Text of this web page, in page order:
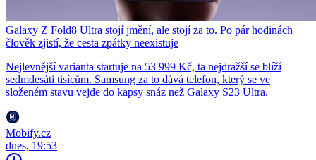
Galaxy Z Fold8 Ultra stojí jmění, ale stojí za to. Po pár hodinách
člověk zjistí, že cesta zpátky neexistuje
Nejlevnější varianta startuje na 53 999 Kč, ta nejdražší se blíží
sedmdesáti tisícům. Samsung za to dává telefon, který se ve
složeném stavu vejde do kapsy snáz než Galaxy S23 Ultra.
Mobify.cz
dnes, 19:53